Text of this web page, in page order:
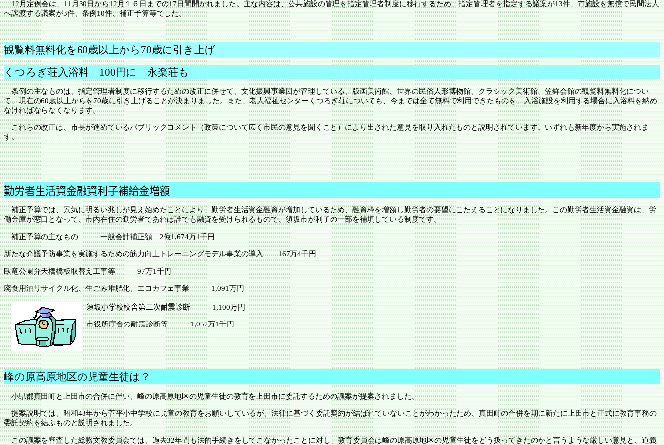
12月定例会は、11月30日から12月１６日までの17日間開かれました。主な内容は、公共施設の管理を指定管理者制度に移行するため、指定管理者を指定する議案が13件、市施設を無償で民間法人
へ譲渡する議案が3件、条例10件、補正予算等でした。
観覧料無料化を60歳以上から70歳に引き上げ
くつろぎ荘入浴料 100円に 永楽荘も
条例の主なものは、指定管理者制度に移行するための改正に併せて、文化振興事業団が管理している、版画美術館、世界の民俗人形博物館、クラシック美術館、笠鉾会館の観覧料無料化につい
て、現在の60歳以上からを70歳に引き上げることが決まりました。また、老人福祉センターくつろぎ荘についても、今までは全て無料で利用できたものを、入浴施設を利用する場合に入浴料を納め
なければならなくなります。
これらの改正は、市長が進めているパブリックコメント（政策について広く市民の意見を聞くこと）により出された意見を取り入れたものと説明されています。いずれも新年度から実施されま
す。
勤労者生活資金融資利子補給金増額
補正予算では、景気に明るい兆しが見え始めたことにより、勤労者生活資金融資が増加しているため、融資枠を増額し勤労者の要望にこたえることになりました。この勤労者生活資金融資は、労
働金庫が窓口となって、市内在住の勤労者であれば誰でも融資を受けられるもので、須坂市が利子の一部を補填している制度です。
補正予算の主なもの一般会計補正額2億1,674万1千円
新たな介護予防事業を実施するための筋力向上トレーニングモデル事業の導入167万4千円
臥竜公園弁天橋橋板取替え工事等97万1千円
廃食用油リサイクル化、生ごみ堆肥化、エコカフェ事業1,091万円
須坂小学校校舎第二次耐震診断1,100万円
市役所庁舎の耐震診断等1,057万1千円
峰の原高原地区の児童生徒は？
小県郡真田町と上田市の合併に伴い、峰の原高原地区の児童生徒の教育を上田市に委託するための議案が提案されました。
提案説明では、昭和48年から菅平小中学校に児童の教育をお願いしているが、法律に基づく委託契約が結ばれていないことがわかったため、真田町の合併を期に新たに上田市と正式に教育事務の
委託契約を結ぶものと説明されました。
この議案を審査した総務文教委員会では、過去32年間も法的手続きをしてこなかったことに対し、教育委員会は峰の原高原地区の児童生徒をどう扱ってきたのかと言うような厳しい意見と、道義